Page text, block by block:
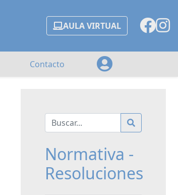
AULA VIRTUAL
Contacto
Normativa -
Resoluciones